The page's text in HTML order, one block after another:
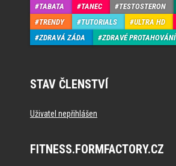
TABATA
TANEC TESTOSTERON
TRENDY
TUTORIALS ULTRA HD
ZDRAVÁ ZÁDA
ZDRAVÉ PROTAHOVÁNÍ
STAV ČLENSTVÍ
Uživatel nepřihlášen
FITNESS.FORMFACTORY.CZ